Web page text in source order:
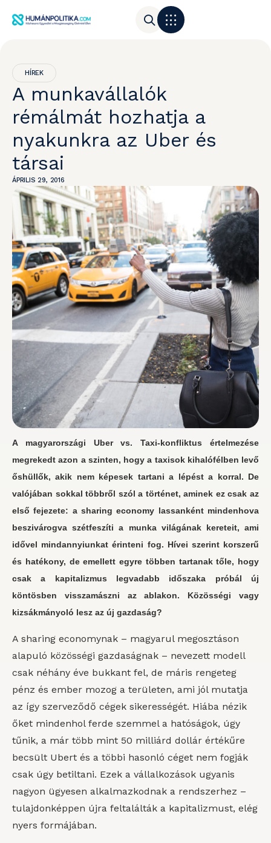
HÍREK
A munkavállalók
rémálmát hozhatja a
nyakunkra az Uber és
társai
ÁPRILIS 29, 2016
A magyarországi Uber vs. Taxi-konfliktus értelmezése
megrekedt azon a szinten, hogy a taxisok kihalófélben levő
őshüllők, akik nem képesek tartani a lépést a korral. De
valójában sokkal többről szól a történet, aminek ez csak az
első fejezete: a sharing economy lassanként mindenhova
beszivárogva szétfeszíti a munka világának kereteit, ami
idővel mindannyiunkat érinteni fog. Hívei szerint korszerű
és hatékony, de emellett egyre többen tartanak tőle, hogy
csak a kapitalizmus legvadabb időszaka próbál új
köntösben visszamászni az ablakon. Közösségi vagy
kizsákmányoló lesz az új gazdaság?
A sharing economynak – magyarul megosztáson
alapuló közösségi gazdaságnak – nevezett modell
csak néhány éve bukkant fel, de máris rengeteg
pénz és ember mozog a területen, ami jól mutatja
az így szerveződő cégek sikerességét. Hiába nézik
őket mindenhol ferde szemmel a hatóságok, úgy
tűnik, a már több mint 50 milliárd dollár értékűre
becsült Ubert és a többi hasonló céget nem fogják
csak úgy betiltani. Ezek a vállalkozások ugyanis
nagyon ügyesen alkalmazkodnak a rendszerhez –
tulajdonképpen újra feltalálták a kapitalizmust, elég
nyers formájában.